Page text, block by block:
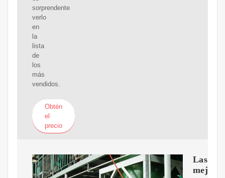
sorprendente
verlo
en
la
lista
de
los
más
vendidos.
Obtén
el
precio
Las
mejores